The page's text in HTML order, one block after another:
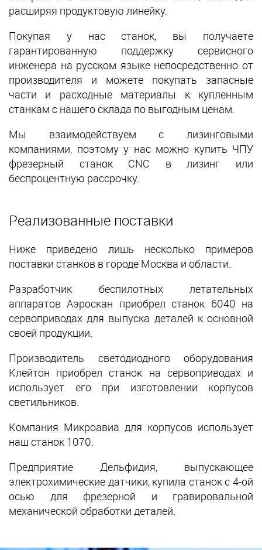
расширяя продуктовую линейку.
Покупая у нас станок, вы получаете
гарантированную поддержку сервисного
инженера на русском языке непосредственно от
производителя и можете покупать запасные
части и расходные материалы к купленным
станкам с нашего склада по выгодным ценам.
Мы взаимодействуем с лизинговыми
компаниями, поэтому у нас можно купить ЧПУ
фрезерный станок CNC в лизинг или
беспроцентную рассрочку.
Реализованные поставки
Ниже приведено лишь несколько примеров
поставки станков в городе Москва и области.
Разработчик беспилотных летательных
аппаратов Аэроскан приобрел станок 6040 на
сервоприводах для выпуска деталей к основной
своей продукции.
Производитель светодиодного оборудования
Клейтон приобрел станок на сервоприводах и
использует его при изготовлении корпусов
светильников.
Компания Микроавиа для корпусов использует
наш станок 1070.
Предприятие Дельфидия, выпускающее
электрохимические датчики, купила станок с 4-ой
осью для фрезерной и гравировальной
механической обработки деталей.